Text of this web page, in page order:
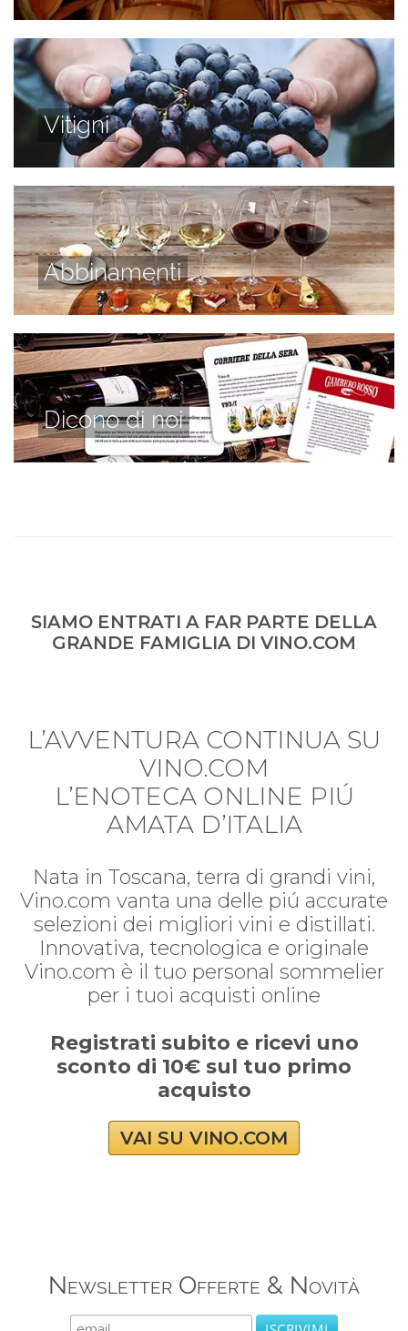
Vitigni
Abbinamenti
Dicono di noi
SIAMO ENTRATI A FAR PARTE DELLA
GRANDE FAMIGLIA DI VINO.COM
L’AVVENTURA CONTINUA SU
VINO.COM
L’ENOTECA ONLINE PIÚ
AMATA D’ITALIA
Nata in Toscana, terra di grandi vini,
Vino.com vanta una delle piú accurate
selezioni dei migliori vini e distillati.
Innovativa, tecnologica e originale
Vino.com è il tuo personal sommelier
per i tuoi acquisti online
Registrati subito e ricevi uno
sconto di 10€ sul tuo primo
acquisto
VAI SU VINO.COM
Newsletter Offerte & Novità